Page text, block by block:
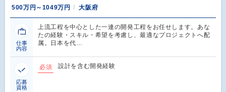
500万円～1049万円
大阪府
仕事
内容
上流工程を中心とした一連の開発工程をお任せします。あな
たの経験・スキル・希望を考慮し、最適なプロジェクトへ配
属。日本を代…
応募
資格
必須 設計を含む開発経験